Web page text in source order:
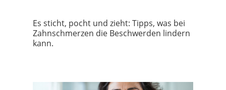
Es sticht, pocht und zieht: Tipps, was bei
Zahnschmerzen die Beschwerden lindern
kann.